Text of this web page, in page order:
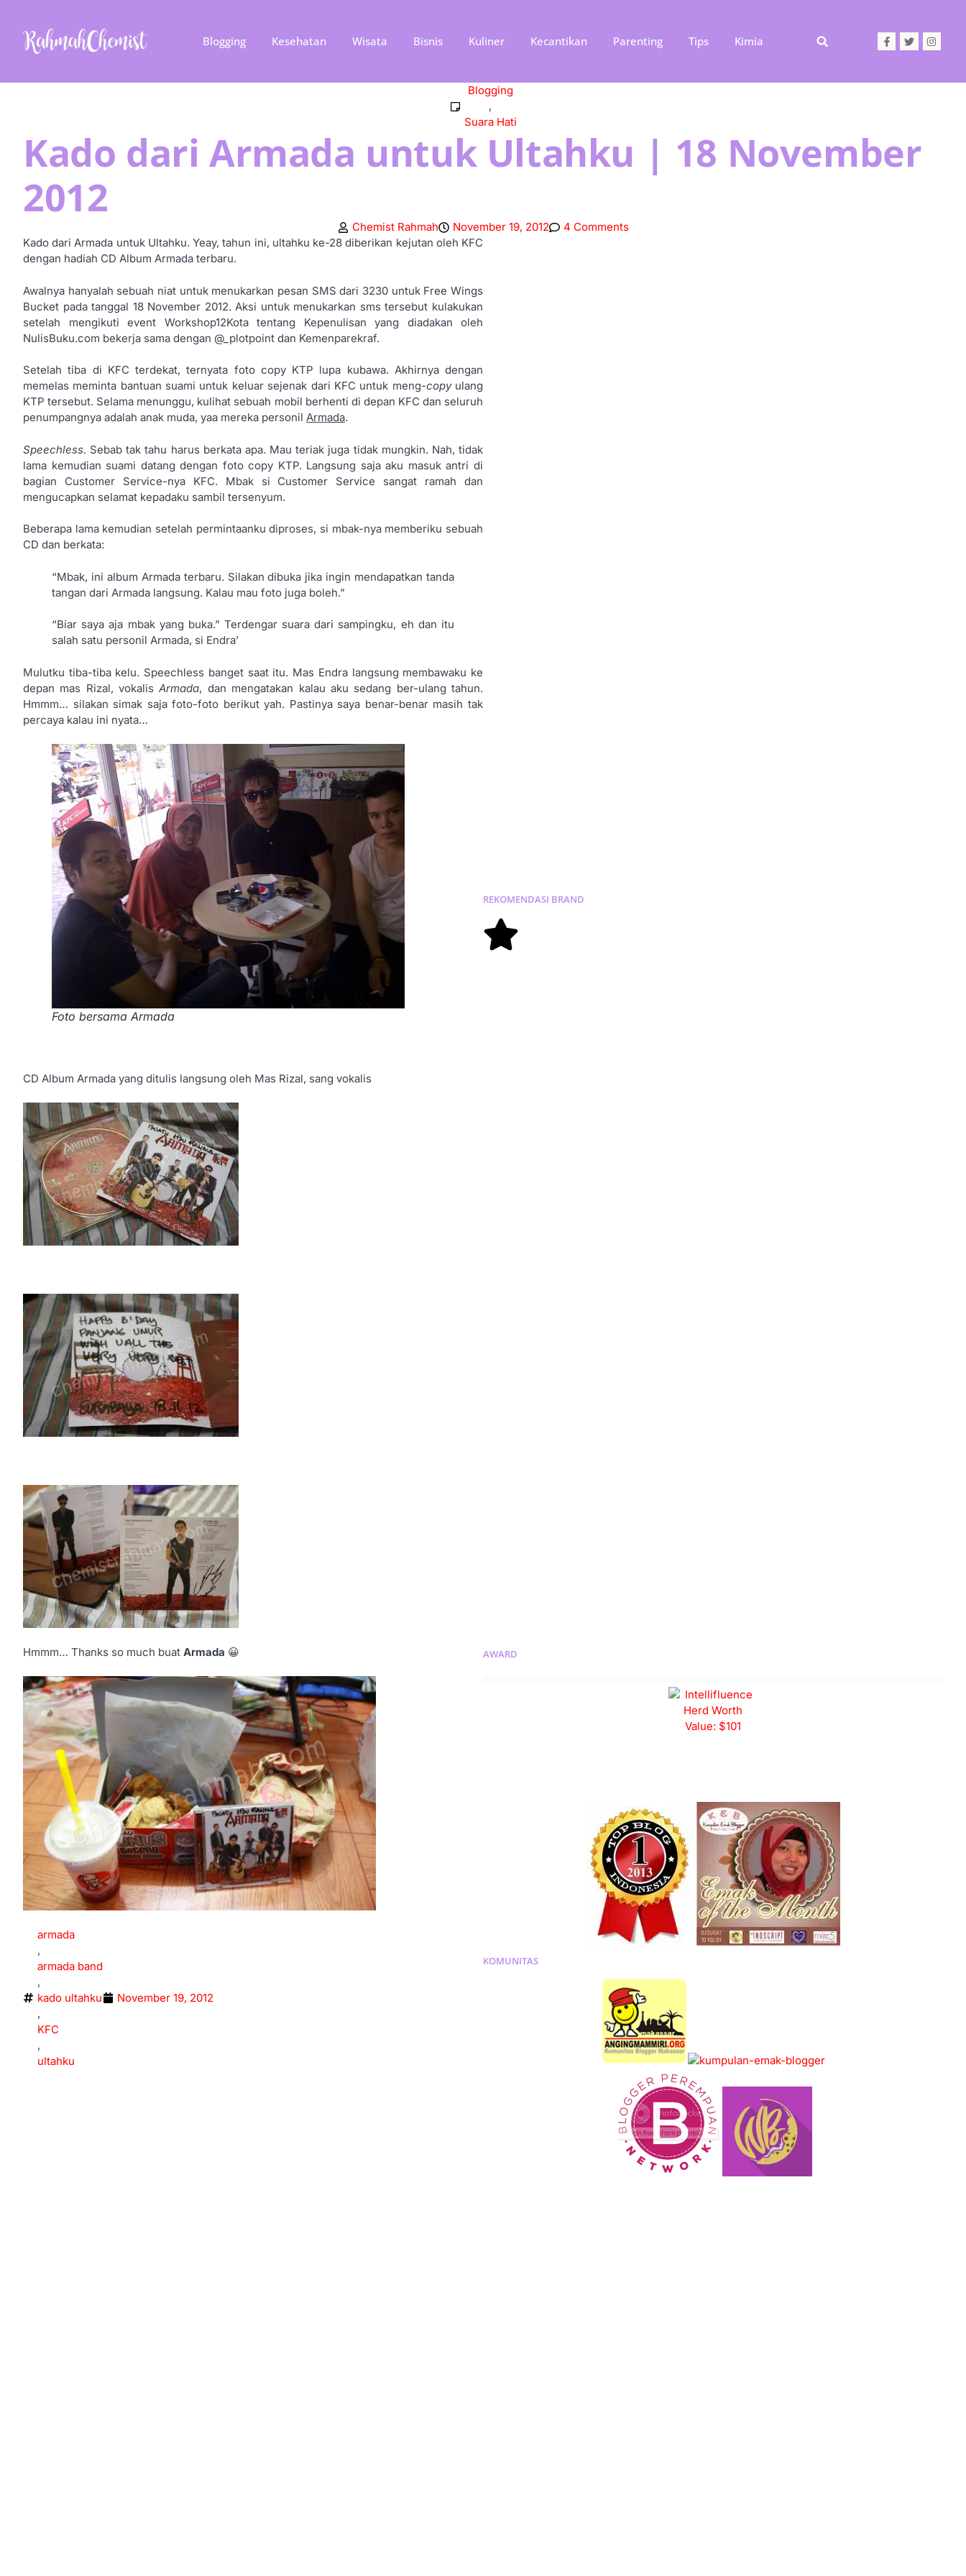
Blogging Kesehatan Wisata Bisnis Kuliner Kecantikan Parenting Tips Kimia
Blogging
,
Suara Hati
Kado dari Armada untuk Ultahku | 18 November
2012
Chemist Rahmah November 19, 2012
4 Comments
Kado dari Armada untuk Ultahku. Yeay, tahun ini, ultahku ke-28 diberikan kejutan oleh KFC
dengan hadiah CD Album Armada terbaru.
Awalnya hanyalah sebuah niat untuk menukarkan pesan SMS dari 3230 untuk Free Wings
Bucket pada tanggal 18 November 2012. Aksi untuk menukarkan sms tersebut kulakukan
setelah mengikuti event Workshop12Kota tentang Kepenulisan yang diadakan oleh
NulisBuku.com bekerja sama dengan @_plotpoint dan Kemenparekraf.
Setelah tiba di KFC terdekat, ternyata foto copy KTP lupa kubawa. Akhirnya dengan
memelas meminta bantuan suami untuk keluar sejenak dari KFC untuk meng-copy ulang
KTP tersebut. Selama menunggu, kulihat sebuah mobil berhenti di depan KFC dan seluruh
penumpangnya adalah anak muda, yaa mereka personil Armada.
Speechless. Sebab tak tahu harus berkata apa. Mau teriak juga tidak mungkin. Nah, tidak
lama kemudian suami datang dengan foto copy KTP. Langsung saja aku masuk antri di
bagian Customer Service-nya KFC. Mbak si Customer Service sangat ramah dan
mengucapkan selamat kepadaku sambil tersenyum.
Beberapa lama kemudian setelah permintaanku diproses, si mbak-nya memberiku sebuah
CD dan berkata:
“Mbak, ini album Armada terbaru. Silakan dibuka jika ingin mendapatkan tanda
tangan dari Armada langsung. Kalau mau foto juga boleh.”
“Biar saya aja mbak yang buka.” Terdengar suara dari sampingku, eh dan itu
salah satu personil Armada, si Endra’
Mulutku tiba-tiba kelu. Speechless banget saat itu. Mas Endra langsung membawaku ke
depan mas Rizal, vokalisArmada, dan mengatakan kalau aku sedang ber-ulang tahun.
Hmmm… silakan simak saja foto-foto berikut yah. Pastinya saya benar-benar masih tak
percaya kalau ini nyata…
Foto bersama Armada
CD Album Armada yang ditulis langsung oleh Mas Rizal, sang vokalis
Hmmm… Thanks so much buat Armada 😀
armada
,
armada band
,
kado ultahku
,
KFC
,
ultahku
November 19, 2012
REKOMENDASI BRAND
AWARD